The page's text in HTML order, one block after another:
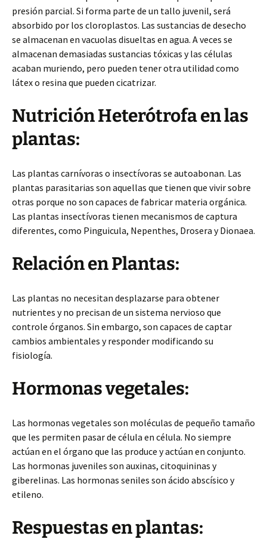
presión parcial. Si forma parte de un tallo juvenil, será
absorbido por los cloroplastos. Las sustancias de desecho
se almacenan en vacuolas disueltas en agua. A veces se
almacenan demasiadas sustancias tóxicas y las células
acaban muriendo, pero pueden tener otra utilidad como
látex o resina que pueden cicatrizar.
Nutrición Heterótrofa en las
plantas:
Las plantas carnívoras o insectívoras se autoabonan. Las
plantas parasitarias son aquellas que tienen que vivir sobre
otras porque no son capaces de fabricar materia orgánica.
Las plantas insectívoras tienen mecanismos de captura
diferentes, como Pinguicula, Nepenthes, Drosera y Dionaea.
Relación en Plantas:
Las plantas no necesitan desplazarse para obtener
nutrientes y no precisan de un sistema nervioso que
controle órganos. Sin embargo, son capaces de captar
cambios ambientales y responder modificando su
fisiología.
Hormonas vegetales:
Las hormonas vegetales son moléculas de pequeño tamaño
que les permiten pasar de célula en célula. No siempre
actúan en el órgano que las produce y actúan en conjunto.
Las hormonas juveniles son auxinas, citoquininas y
giberelinas. Las hormonas seniles son ácido abscísico y
etileno.
Respuestas en plantas: